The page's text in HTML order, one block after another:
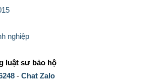
nghiệp
luật sư bảo hộ
- Chat Zalo